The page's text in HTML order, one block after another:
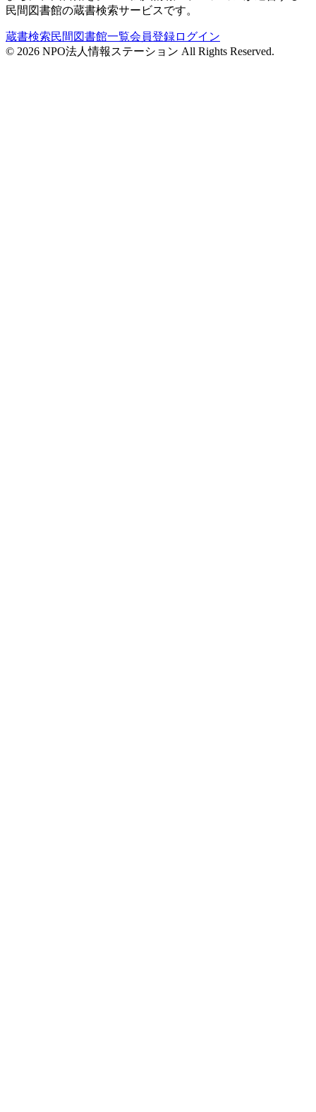
民間図書館の蔵書検索サービスです。
蔵書検索民間図書館一覧会員登録ログイン
© 2026 NPO法人情報ステーション All Rights Reserved.